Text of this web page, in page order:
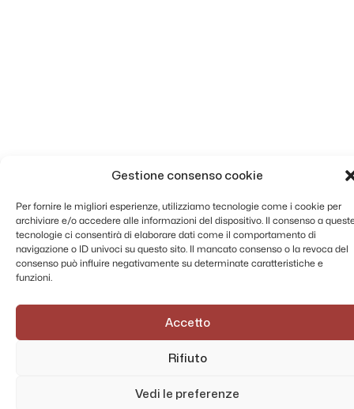
Gestione consenso cookie
Per fornire le migliori esperienze, utilizziamo tecnologie come i cookie per
archiviare e/o accedere alle informazioni del dispositivo. Il consenso a
tecnologie ci consentirà di elaborare dati come il comportamento di
navigazione o ID univoci su questo sito. Il mancato consenso o la revoca del
consenso può influire negativamente su determinate caratteristiche e
funzioni.
Accetto
Rifiuto
Vedi le preferenze